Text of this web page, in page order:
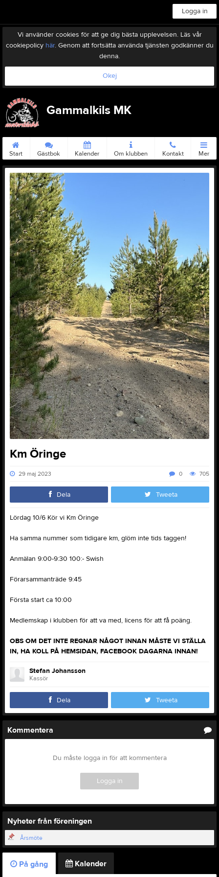
Logga in
Vi använder cookies för att ge dig bästa upplevelsen. Läs vår
cookiepolicy här. Genom att fortsätta använda tjänsten godkänner du
denna.
Okej
Gammalkils MK
Start Gästbok Kalender Om klubben Kontakt Mer
Km Öringe
29 maj 2023 705
0
Dela Tweeta
Lördag 10/6 Kör vi Km Öringe
Ha samma nummer som tidigare km, glöm inte tids taggen!
Anmälan 9:00-9:30 100:- Swish
Förarsammanträde 9:45
Första start ca 10:00
Medlemskap i klubben för att va med, licens för att få poäng.
OBS OM DET INTE REGNAR NÅGOT INNAN MÅSTE VI STÄLLA
IN, HA KOLL PÅ HEMSIDAN, FACEBOOK DAGARNA INNAN!
Stefan Johansson
Kassör
Dela Tweeta
Kommentera
Du måste logga in för att kommentera
Logga in
Nyheter från föreningen
Årsmöte
På gång Kalender